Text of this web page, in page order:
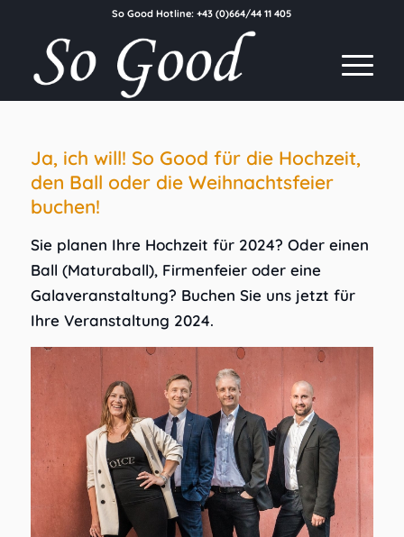
So Good Hotline:+43 (0)664/44 11 405
Ja, ich will! So Good für die Hochzeit,
den Ball oder die Weihnachtsfeier
buchen!
Sie planen Ihre Hochzeit für 2024? Oder einen
Ball (Maturaball), Firmenfeier oder eine
Galaveranstaltung? Buchen Sie uns jetzt für
Ihre Veranstaltung 2024.